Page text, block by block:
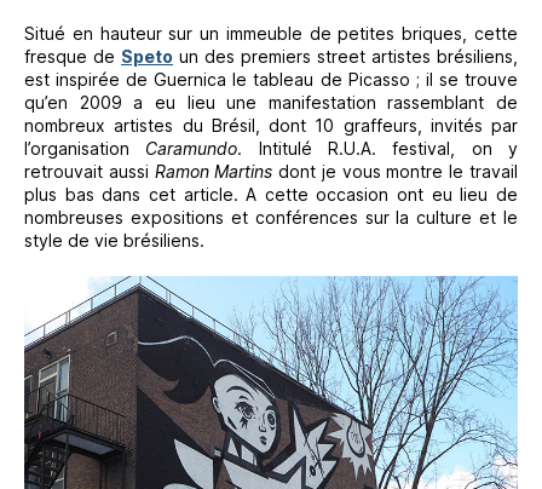
Situé en hauteur sur un immeuble de petites briques, cette
fresque de Speto un des premiers street artistes brésiliens,
est inspirée de Guernica le tableau de Picasso ; il se trouve
qu’en 2009 a eu lieu une manifestation rassemblant de
nombreux artistes du Brésil, dont 10 graffeurs, invités par
l’organisation Caramundo. Intitulé R.U.A. festival, on y
retrouvait aussi Ramon Martins dont je vous montre le travail
plus bas dans cet article. A cette occasion ont eu lieu de
nombreuses expositions et conférences sur la culture et le
style de vie brésiliens.